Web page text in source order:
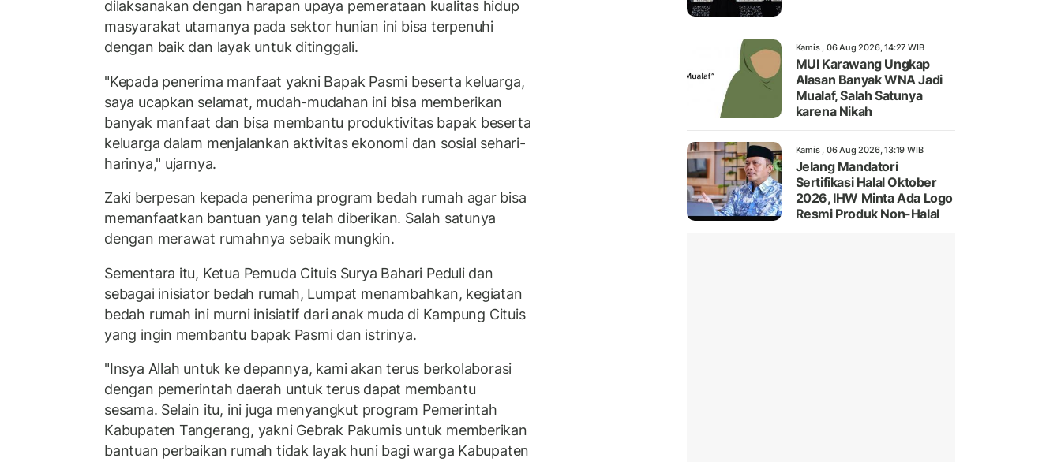
dilaksanakan dengan harapan upaya pemerataan kualitas hidup
masyarakat utamanya pada sektor hunian ini bisa terpenuhi
dengan baik dan layak untuk ditinggali.
"Kepada penerima manfaat yakni Bapak Pasmi beserta keluarga,
saya ucapkan selamat, mudah-mudahan ini bisa memberikan
banyak manfaat dan bisa membantu produktivitas bapak beserta
keluarga dalam menjalankan aktivitas ekonomi dan sosial sehari-
harinya," ujarnya.
Zaki berpesan kepada penerima program bedah rumah agar bisa
memanfaatkan bantuan yang telah diberikan. Salah satunya
dengan merawat rumahnya sebaik mungkin.
Sementara itu, Ketua Pemuda Cituis Surya Bahari Peduli dan
sebagai inisiator bedah rumah, Lumpat menambahkan, kegiatan
bedah rumah ini murni inisiatif dari anak muda di Kampung Cituis
yang ingin membantu bapak Pasmi dan istrinya.
"Insya Allah untuk ke depannya, kami akan terus berkolaborasi
dengan pemerintah daerah untuk terus dapat membantu
sesama. Selain itu, ini juga menyangkut program Pemerintah
Kabupaten Tangerang, yakni Gebrak Pakumis untuk memberikan
bantuan perbaikan rumah tidak layak huni bagi warga Kabupaten
Kamis , 06 Aug 2026, 14:27 WIB
MUI Karawang Ungkap
Alasan Banyak WNA Jadi
Mualaf, Salah Satunya
karena Nikah
Kamis , 06 Aug 2026, 13:19 WIB
Jelang Mandatori
Sertifikasi Halal Oktober
2026, IHW Minta Ada Logo
Resmi Produk Non-Halal